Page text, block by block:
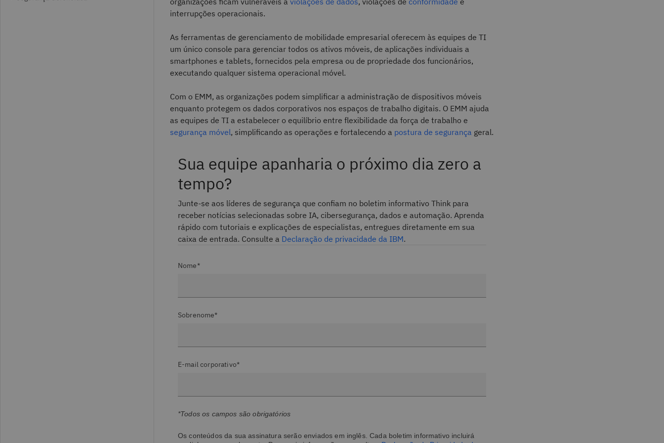
interrupções operacionais.
As ferramentas de gerenciamento de mobilidade empresarial oferecem às equipes de TI
um único console para gerenciar todos os ativos móveis, de aplicações individuais a
smartphones e tablets, fornecidos pela empresa ou de propriedade dos funcionários,
executando qualquer sistema operacional móvel.
Com o EMM, as organizações podem simplificar a administração de dispositivos móveis
enquanto protegem os dados corporativos nos espaços de trabalho digitais. O EMM ajuda
as equipes de TI a estabelecer o equilíbrio entre flexibilidade da força de trabalho e
segurança móvel, simplificando as operações e fortalecendo a postura de segurança geral.
Sua equipe apanharia o próximo dia zero a
tempo?
Junte-se aos líderes de segurança que confiam no boletim informativo Think para
receber notícias selecionadas sobre IA, cibersegurança, dados e automação. Aprenda
rápido com tutoriais e explicações de especialistas, entregues diretamente em sua
caixa de entrada. Consulte a Declaração de privacidade da IBM.
Nome*
Sobrenome*
E-mail corporativo*
*Todos os campos são obrigatórios
Os conteúdos da sua assinatura serão enviados em inglês. Cada boletim informativo incluirá